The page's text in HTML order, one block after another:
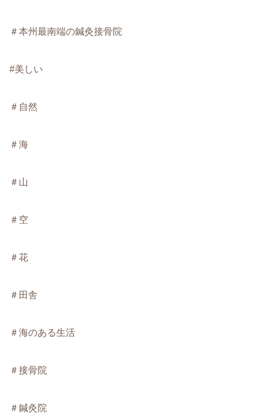
＃本州最南端の鍼灸接骨院
#美しい
＃自然
＃海
＃山
＃空
＃花
＃田舎
＃海のある生活
＃接骨院
＃鍼灸院